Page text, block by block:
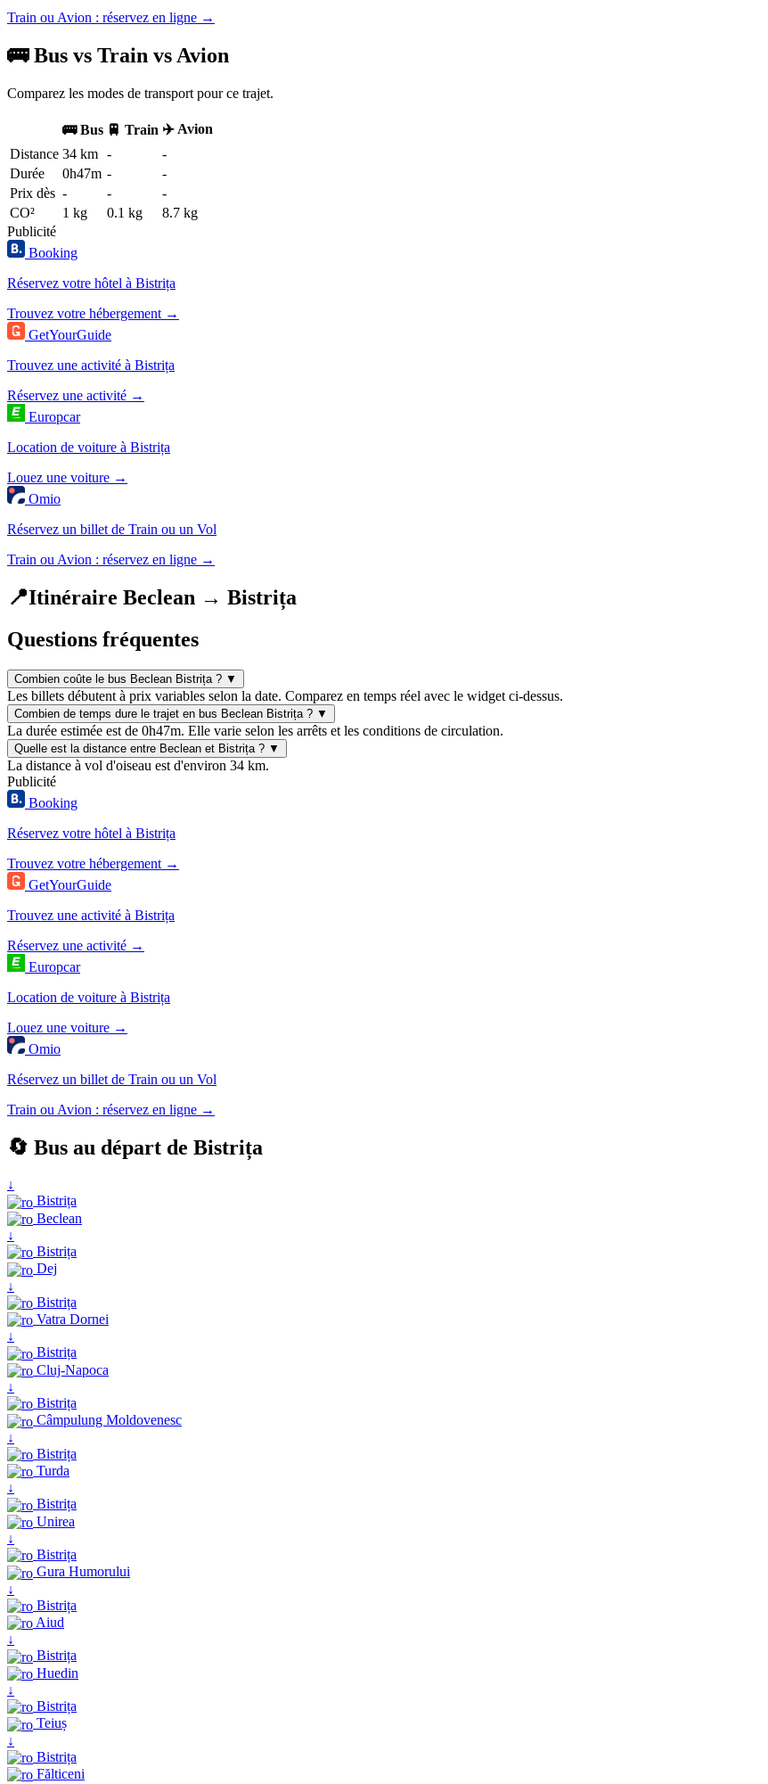
Train ou Avion : réservez en ligne →
🚌 Bus vs Train vs Avion
Comparez les modes de transport pour ce trajet.
🚌 Bus 🚆 Train ✈️ Avion
Distance 34 km -
-
Durée
0h47m -
-
Prix dès - -
-
CO²
1 kg 0.1 kg
8.7 kg
Publicité
Booking
Réservez votre hôtel à Bistrița
Trouvez votre hébergement →
GetYourGuide
Trouvez une activité à Bistrița
Réservez une activité →
Europcar
Location de voiture à Bistrița
Louez une voiture →
Omio
Réservez un billet de Train ou un Vol
Train ou Avion : réservez en ligne →
📍Itinéraire Beclean → Bistrița
Questions fréquentes
Combien coûte le bus Beclean Bistrița ? ▼
Les billets débutent à prix variables selon la date. Comparez en temps réel avec le widget ci-dessus.
Combien de temps dure le trajet en bus Beclean Bistrița ? ▼
La durée estimée est de 0h47m. Elle varie selon les arrêts et les conditions de circulation.
Quelle est la distance entre Beclean et Bistrița ? ▼
La distance à vol d'oiseau est d'environ 34 km.
Publicité
Booking
Réservez votre hôtel à Bistrița
Trouvez votre hébergement →
GetYourGuide
Trouvez une activité à Bistrița
Réservez une activité →
Europcar
Location de voiture à Bistrița
Louez une voiture →
Omio
Réservez un billet de Train ou un Vol
Train ou Avion : réservez en ligne →
🔄 Bus au départ de Bistrița
↓
Bistrița
Beclean
↓
Bistrița
Dej
↓
Bistrița
Vatra Dornei
↓
Bistrița
Cluj-Napoca
↓
Bistrița
Câmpulung Moldovenesc
↓
Bistrița
Turda
↓
Bistrița
Unirea
↓
Bistrița
Gura Humorului
↓
Bistrița
Aiud
↓
Bistrița
Huedin
↓
Bistrița
Teiuș
↓
Bistrița
Fălticeni